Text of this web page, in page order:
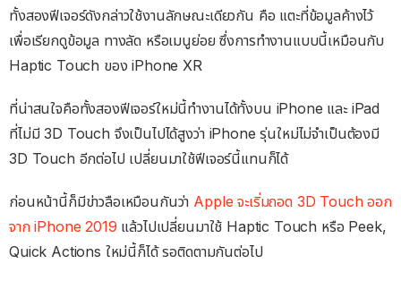
ทั้งสองฟีเจอร์ดังกล่าวใช้งานลักษณะเดียวกัน คือ แตะที่ข้อมูลค้างไว้
เพื่อเรียกดูข้อมูล ทางลัด หรือเมนูย่อย ซึ่งการทำงานแบบนี้เหมือนกับ
Haptic Touch ของ iPhone XR
ที่น่าสนใจคือทั้งสองฟีเจอร์ใหม่นี้ทำงานได้ทั้งบน iPhone และ iPad
ที่ไม่มี 3D Touch จึงเป็นไปได้สูงว่า iPhone รุ่นใหม่ไม่จำเป็นต้องมี
3D Touch อีกต่อไป เปลี่ยนมาใช้ฟีเจอร์นี้แทนก็ได้
ก่อนหน้านี้ก็มีข่าวลือเหมือนกันว่า Apple จะเริ่มถอด 3D Touch ออก
จาก iPhone 2019 แล้วไปเปลี่ยนมาใช้ Haptic Touch หรือ Peek,
Quick Actions ใหม่นี้ก็ได้ รอติดตามกันต่อไป